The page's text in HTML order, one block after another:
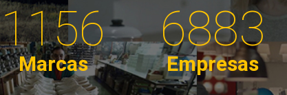
1156
Marcas
6883
Empresas